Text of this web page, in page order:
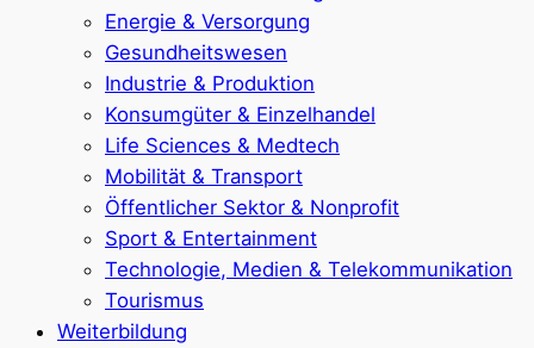
Energie & Versorgung
Gesundheitswesen
Industrie & Produktion
Konsumgüter & Einzelhandel
Life Sciences & Medtech
Mobilität & Transport
Öffentlicher Sektor & Nonprofit
Sport & Entertainment
Technologie, Medien & Telekommunikation
Tourismus
Weiterbildung